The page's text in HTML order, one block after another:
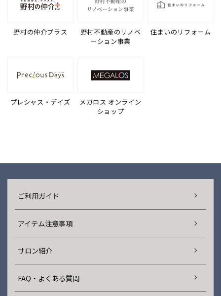
野村の仲介プラス
野村不動産のリノベ
ーション事業
住まいのリフォーム
プレシャス・デイズ
メガロス オンライン
ショップ
ご利用ガイド
アイテム注意事項
サロン紹介
FAQ・よくある質問